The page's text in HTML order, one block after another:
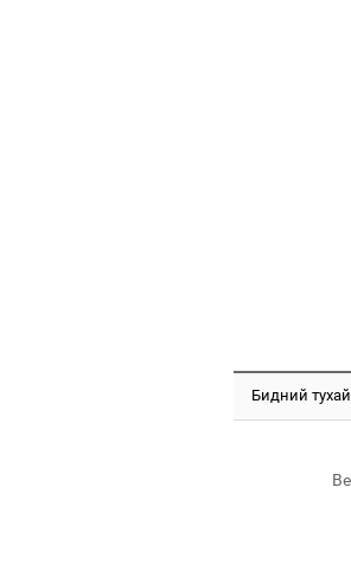
Бидний тухай